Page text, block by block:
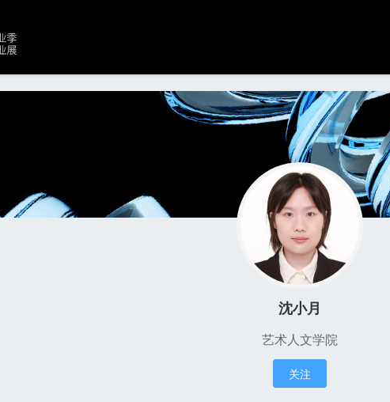
沈小月
艺术人文学院
关注